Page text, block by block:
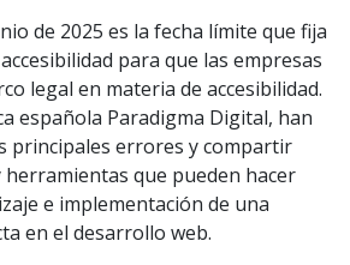
de 2025 es la fecha límite que fija
para que las empresas
legal en materia de accesibilidad.
española Paradigma Digital, han
principales errores y compartir
que pueden hacer
e implementación de una
en el desarrollo web.